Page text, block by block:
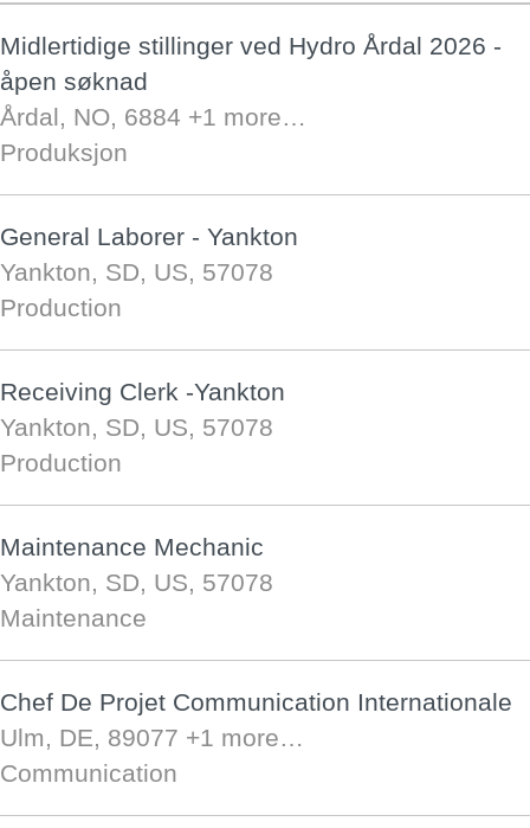
Midlertidige stillinger ved Hydro Årdal 2026 -
åpen søknad
Årdal, NO, 6884 +1 more…
Produksjon
General Laborer - Yankton
Yankton, SD, US, 57078
Production
Receiving Clerk -Yankton
Yankton, SD, US, 57078
Production
Maintenance Mechanic
Yankton, SD, US, 57078
Maintenance
Chef De Projet Communication Internationale
Ulm, DE, 89077 +1 more…
Communication